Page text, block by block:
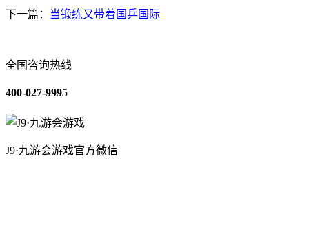
下一篇： 当锻练又带着国乒国际
全国咨询热线
400-027-9995
J9·九游会游戏官方微信